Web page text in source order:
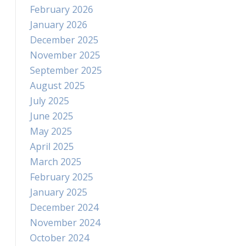
February 2026
January 2026
December 2025
November 2025
September 2025
August 2025
July 2025
June 2025
May 2025
April 2025
March 2025
February 2025
January 2025
December 2024
November 2024
October 2024